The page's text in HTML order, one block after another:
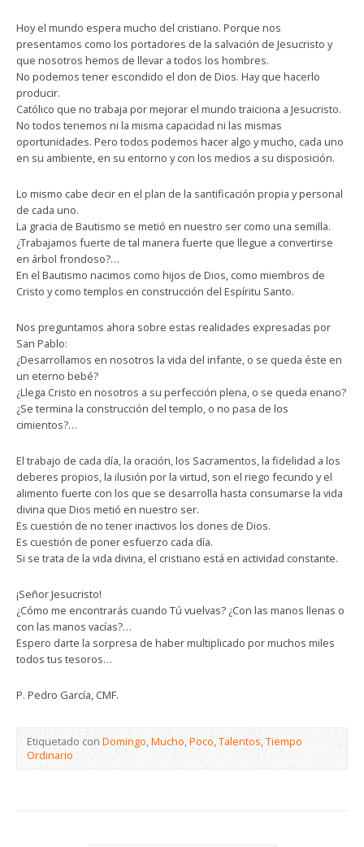
Hoy el mundo espera mucho del cristiano. Porque nos
presentamos como los portadores de la salvación de Jesucristo y
que nosotros hemos de llevar a todos los hombres.
No podemos tener escondido el don de Dios. Hay que hacerlo
producir.
Católico que no trabaja por mejorar el mundo traiciona a Jesucristo.
No todos tenemos ni la misma capacidad ni las mismas
oportunidades. Pero todos podemos hacer algo y mucho, cada uno
en su ambiente, en su entorno y con los medios a su disposición.
Lo mismo cabe decir en el plan de la santificación propia y personal
de cada uno.
La gracia de Bautismo se metió en nuestro ser como una semilla.
¿Trabajamos fuerte de tal manera fuerte que llegue a convertirse
en árbol frondoso?…
En el Bautismo nacimos como hijos de Dios, como miembros de
Cristo y como templos en construcción del Espíritu Santo.
Nos preguntamos ahora sobre estas realidades expresadas por
San Pablo:
¿Desarrollamos en nosotros la vida del infante, o se queda éste en
un eterno bebé?
¿Llega Cristo en nosotros a su perfección plena, o se queda enano?
¿Se termina la construcción del templo, o no pasa de los
cimientos?…
El trabajo de cada día, la oración, los Sacramentos, la fidelidad a los
deberes propios, la ilusión por la virtud, son el riego fecundo y el
alimento fuerte con los que se desarrolla hasta consumarse la vida
divina que Dios metió en nuestro ser.
Es cuestión de no tener inactivos los dones de Dios.
Es cuestión de poner esfuerzo cada día.
Si se trata de la vida divina, el cristiano está en actividad constante.
¡Señor Jesucristo!
¿Cómo me encontrarás cuando Tú vuelvas? ¿Con las manos llenas o
con las manos vacías?…
Espero darte la sorpresa de haber multiplicado por muchos miles
todos tus tesoros…
P. Pedro García, CMF.
Etiquetado conDomingo,Mucho,Poco,Talentos,Tiempo
Ordinario